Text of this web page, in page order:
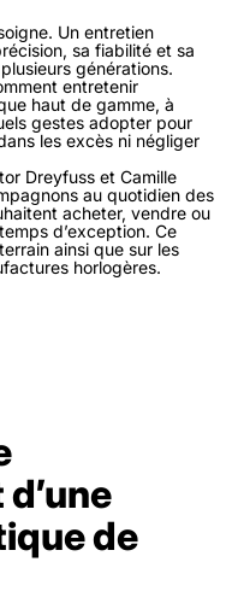
Un entretien
sa fiabilité et sa
générations.
entretenir
haut de gamme, à
gestes adopter pour
les excès ni négliger
Dreyfuss et Camille
au quotidien des
acheter, vendre ou
d’exception. Ce
ainsi que sur les
horlogères.
de